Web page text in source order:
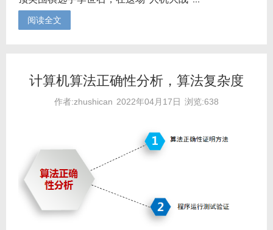
阅读全文
计算机算法正确性分析，算法复杂度
作者:zhushican 2022年04月17日 浏览:638